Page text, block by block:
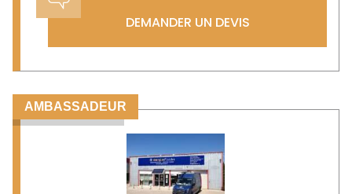
DEMANDER UN DEVIS
AMBASSADEUR